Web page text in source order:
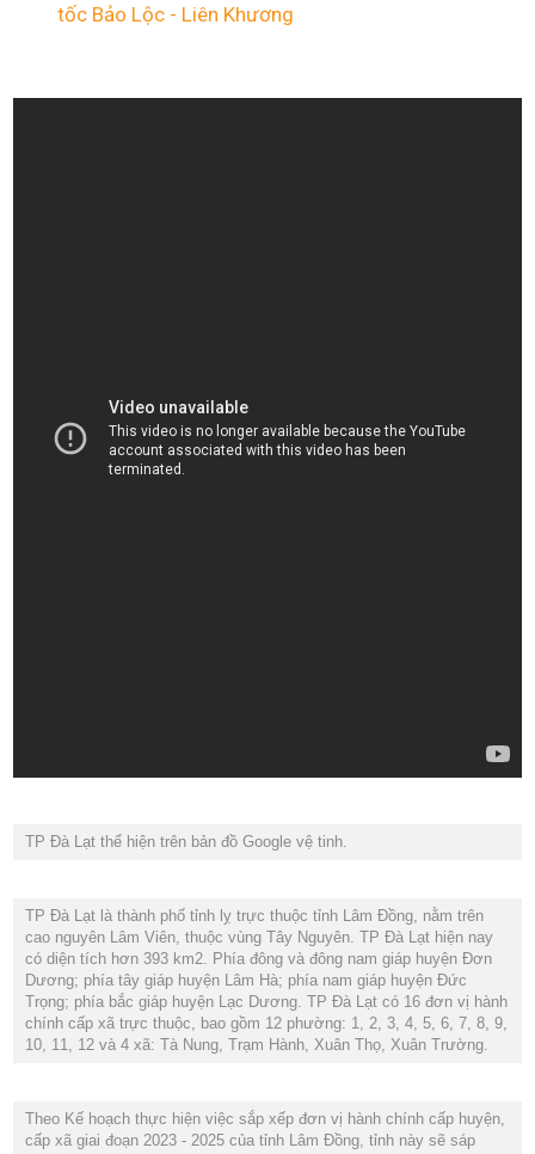
tốc Bảo Lộc - Liên Khương
TP Đà Lạt thể hiện trên bản đồ Google vệ tinh.
TP Đà Lạt là thành phố tỉnh lỵ trực thuộc tỉnh Lâm Đồng, nằm trên
cao nguyên Lâm Viên, thuộc vùng Tây Nguyên. TP Đà Lạt hiện nay
có diện tích hơn 393 km2. Phía đông và đông nam giáp huyện Đơn
Dương; phía tây giáp huyện Lâm Hà; phía nam giáp huyện Đức
Trọng; phía bắc giáp huyện Lạc Dương. TP Đà Lạt có 16 đơn vị hành
chính cấp xã trực thuộc, bao gồm 12 phường: 1, 2, 3, 4, 5, 6, 7, 8, 9,
10, 11, 12 và 4 xã: Tà Nung, Trạm Hành, Xuân Thọ, Xuân Trường.
Theo Kế hoạch thực hiện việc sắp xếp đơn vị hành chính cấp huyện,
cấp xã giai đoạn 2023 - 2025 của tỉnh Lâm Đồng, tỉnh này sẽ sáp